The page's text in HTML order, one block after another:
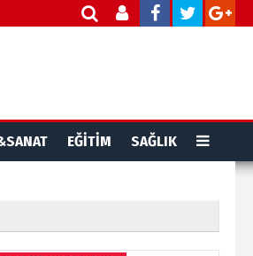
EĞİTİM SAĞLIK